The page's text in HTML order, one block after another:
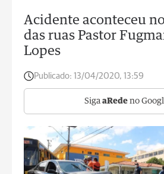
Acidente aconteceu
das ruas Pastor
Lopes
Publicado: 13/04/2020, 13:59
Siga aRede no